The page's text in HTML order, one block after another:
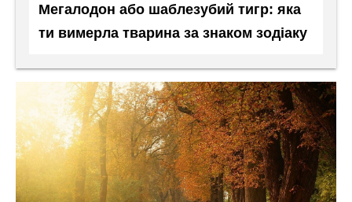
Мегалодон або шаблезубий тигр: яка
ти вимерла тварина за знаком зодіаку